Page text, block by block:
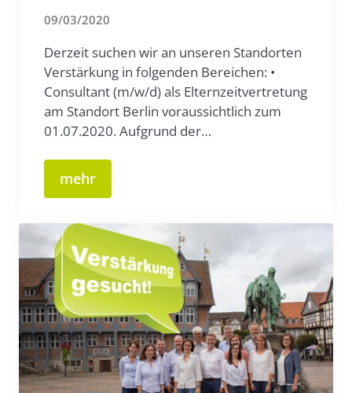
09/03/2020
Derzeit suchen wir an unseren Standorten
Verstärkung in folgenden Bereichen: •
Consultant (m/w/d) als Elternzeitvertretung
am Standort Berlin voraussichtlich zum
01.07.2020. Aufgrund der…
mehr